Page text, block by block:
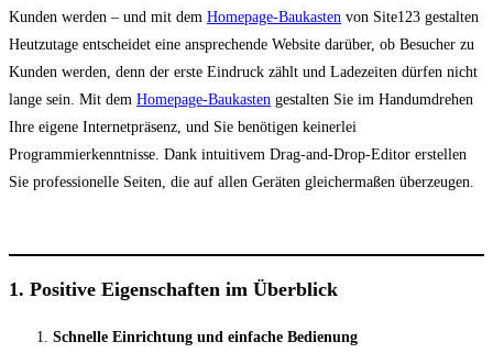
Kunden werden – und mit dem Homepage-Baukasten von Site123 gestalten
Heutzutage entscheidet eine ansprechende Website darüber, ob Besucher zu
Kunden werden, denn der erste Eindruck zählt und Ladezeiten dürfen nicht
lange sein. Mit dem Homepage-Baukasten gestalten Sie im Handumdrehen
Ihre eigene Internetpräsenz, und Sie benötigen keinerlei
Programmierkenntnisse. Dank intuitivem Drag-and-Drop-Editor erstellen
Sie professionelle Seiten, die auf allen Geräten gleichermaßen überzeugen.
1. Positive Eigenschaften im Überblick
Schnelle Einrichtung und einfache Bedienung